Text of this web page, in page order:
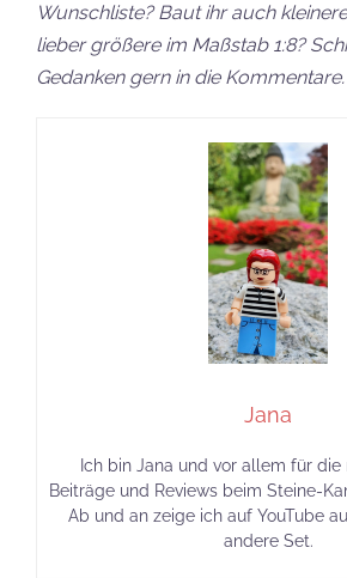
Wunschliste? Baut ihr auch
lieber größere im Maßstab 1:8?
Gedanken gern in die Kommentare.
Jana
Ich bin Jana und vor allem für
Beiträge und Reviews beim Steine-
Ab und an zeige ich auf YouTube
andere Set.